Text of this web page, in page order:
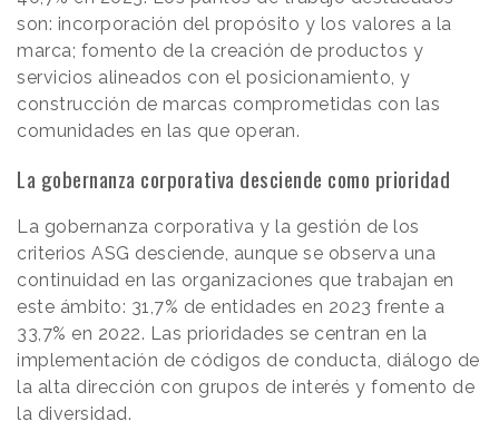
son: incorporación del propósito y los valores a la
marca; fomento de la creación de productos y
servicios alineados con el posicionamiento, y
construcción de marcas comprometidas con las
comunidades en las que operan.
La gobernanza corporativa desciende como prioridad
La gobernanza corporativa y la gestión de los
criterios ASG desciende, aunque se observa una
continuidad en las organizaciones que trabajan en
este ámbito: 31,7% de entidades en 2023 frente a
33,7% en 2022. Las prioridades se centran en la
implementación de códigos de conducta, diálogo de
la alta dirección con grupos de interés y fomento de
la diversidad.